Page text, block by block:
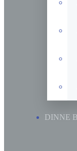
DINNE